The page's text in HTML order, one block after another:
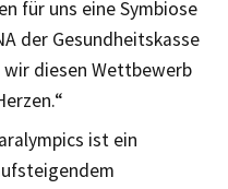
für uns eine Symbiose
der Gesundheitskasse
diesen Wettbewerb
ist ein